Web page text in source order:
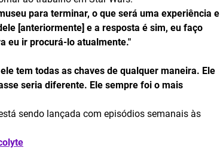
para terminar, o que será uma experiência e
[anteriormente] e a resposta é sim, eu faço
eu ir procurá-lo atualmente."
tem todas as chaves de qualquer maneira. Ele
seria diferente. Ele sempre foi o mais
sendo lançada com episódios semanais às